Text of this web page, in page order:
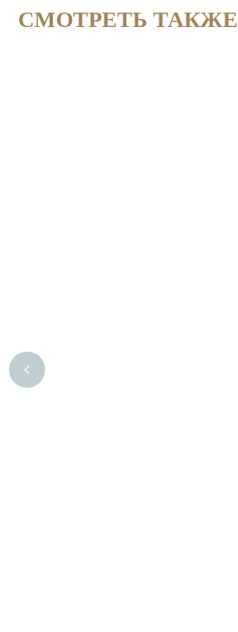
СМОТРЕТЬ ТАКЖЕ